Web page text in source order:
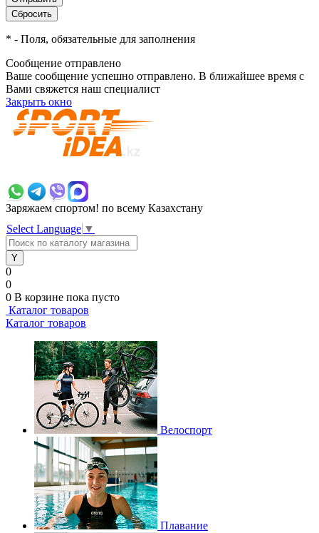
* - Поля, обязательные для заполнения
Сообщение отправлено
Ваше сообщение успешно отправлено. В ближайшее время с
Вами свяжется наш специалист
Закрыть окно
Заряжаем спортом! по всему Казахстану
Select Language ▼
0
0
0 В корзине пока пусто
Каталог товаров
Каталог товаров
Велоспорт
Плавание